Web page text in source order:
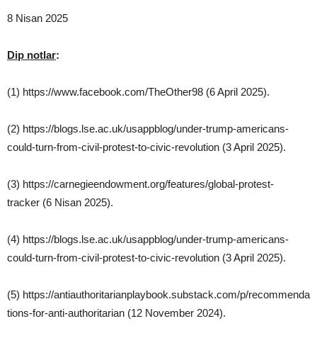
8 Nisan 2025
Dip notlar:
(1) https://www.facebook.com/TheOther98 (6 April 2025).
(2) https://blogs.lse.ac.uk/usappblog/under-trump-americans-
could-turn-from-civil-protest-to-civic-revolution (3 April 2025).
(3) https://carnegieendowment.org/features/global-protest-
tracker (6 Nisan 2025).
(4) https://blogs.lse.ac.uk/usappblog/under-trump-americans-
could-turn-from-civil-protest-to-civic-revolution (3 April 2025).
(5) https://antiauthoritarianplaybook.substack.com/p/recommenda
tions-for-anti-authoritarian (12 November 2024).